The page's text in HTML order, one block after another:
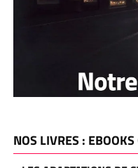
NOS LIVRES :